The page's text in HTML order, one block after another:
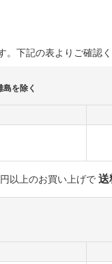
。下記の表よりご確認
を除く
以上のお買い上げで 送